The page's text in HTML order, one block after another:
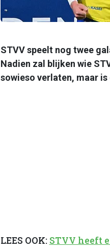
STVV speelt nog twee
Nadien zal blijken wie
sowieso verlaten, maar
LEES OOK: STVV heeft